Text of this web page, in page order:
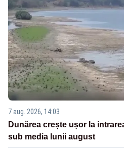
7 aug. 2026, 14:03
Dunărea crește ușor la
sub media lunii august